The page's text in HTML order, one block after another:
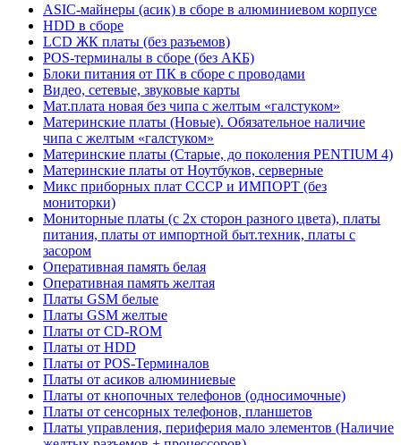
ASIC-майнеры (асик) в сборе в алюминиевом корпусе
HDD в сборе
LCD ЖК платы (без разъемов)
POS-терминалы в сборе (без АКБ)
Блоки питания от ПК в сборе с проводами
Видео, сетевые, звуковые карты
Мат.плата новая без чипа с желтым «галстуком»
Материнские платы (Новые). Обязательное наличие
чипа с желтым «галстуком»
Материнские платы (Старые, до поколения PENTIUM 4)
Материнские платы от Ноутбуков, серверные
Микс приборных плат СССР и ИМПОРТ (без
мониторки)
Мониторные платы (с 2х сторон разного цвета), платы
питания, платы от импортной быт.техник, платы с
засором
Оперативная память белая
Оперативная память желтая
Платы GSM белые
Платы GSM желтые
Платы от CD-ROM
Платы от HDD
Платы от POS-Терминалов
Платы от асиков алюминиевые
Платы от кнопочных телефонов (односимочные)
Платы от сенсорных телефонов, планшетов
Платы управления, периферия мало элементов (Наличие